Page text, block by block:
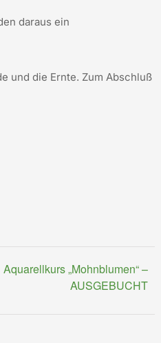
daraus ein
und die Ernte. Zum Abschluß
Aquarellkurs „Mohnblumen“ –
AUSGEBUCHT